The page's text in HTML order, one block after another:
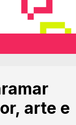
arte e